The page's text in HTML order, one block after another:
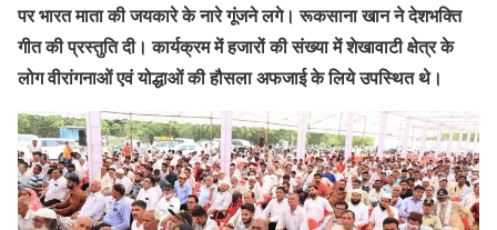
पर भारत माता की जयकारे के नारे गूंजने लगे। रूकसाना खान ने देशभक्ति
गीत की प्रस्तुति दी। कार्यक्रम में हजारों की संख्या में शेखावाटी क्षेत्र के
लोग वीरांगनाओं एवं योद्धाओं की हौसला अफजाई के लिये उपस्थित थे।